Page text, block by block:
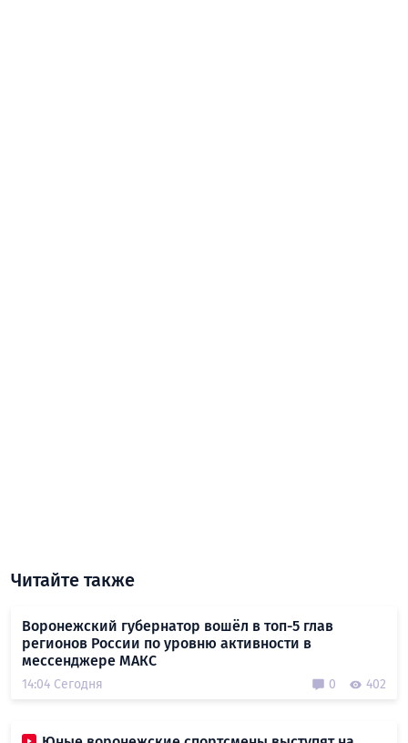
Читайте также
Воронежский губернатор вошёл в топ-5 глав
регионов России по уровню активности в
мессенджере МАКС
14:04 Сегодня 0 402